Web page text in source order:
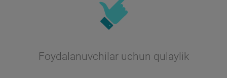
Foydalanuvchilar uchun qulaylik